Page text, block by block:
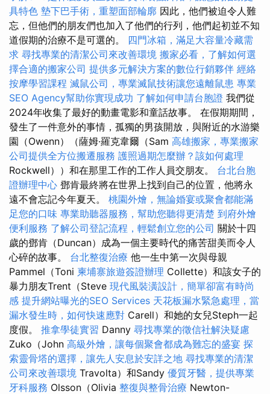
具特色 墊下巴手術，重塑面部輪廓 因此，他們被迫令人難
忘，但他們的朋友們也加入了他們的行列，他們起初並不知
道假期的治療不是可選的。 四門冰箱，滿足大容量冷藏需
求 尋找專業的清潔公司來改善環境 搬家必看，了解如何選
擇合適的搬家公司 提供多元解決方案的數位行銷夥伴 經絡
按摩學習課程 滅鼠公司，專業滅鼠技術讓您遠離鼠患 專業
SEO Agency幫助你實現成功 了解如何申請台胞證 我們從
2024年收集了最好的動畫電影和童話故事。 在假期期間，
發生了一件意外的事情，孤獨的男孩開放，與附近的水游樂
園（Owenn）（薩姆·羅克韋爾（Sam 高雄搬家，專業搬家
公司提供全方位搬遷服務 護照過期怎麼辦？該如何處理
Rockwell））和在那里工作的工作人員交朋友。 台北台胞
證辦理中心 鄧肯最終將在世界上找到自己的位置，他將永
遠不會忘記今年夏天。 桃園外燴，無論婚宴或聚會都能滿
足您的口味 專業助聽器服務，幫助您聽得更清楚 到府外燴
便利服務 了解公司登記流程，輕鬆創立您的公司 關於十四
歲的鄧肯（Duncan）成為一個主要時代的痛苦甜美而令人
心碎的故事。 台北整復治療 他一生中第一次與母親
Pammel（Toni 柬埔寨旅遊簽證辦理 Collette）和該女子的
暴力朋友Trent（Steve 現代風裝潢設計，簡單卻富有時尚
感 提升網站曝光的SEO Services 天花板漏水緊急處理，當
漏水發生時，如何快速應對 Carell）和她的女兒Steph一起
度假。 推拿學徒實習 Danny 尋找專業的徵信社解決疑慮
Zuko（John 高級外燴，讓每個聚會都成為難忘的盛宴 探
索靈骨塔的選擇，讓先人安息於安詳之地 尋找專業的清潔
公司來改善環境 Travolta）和Sandy 優質牙醫，提供專業
牙科服務 Olsson（Olivia 整復與整骨治療 Newton-